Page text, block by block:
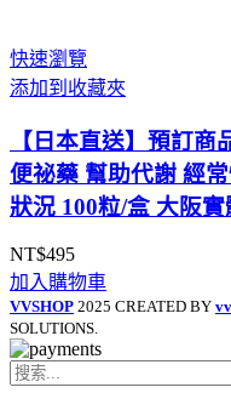
快速瀏覽
添加到收藏夾
【日本直送】預訂
便祕藥 幫助代謝 經
狀況 100粒/盒 大阪
NT$495
加入購物車
VVSHOP 2025 CREATED BY
SOLUTIONS.